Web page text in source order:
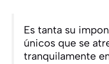
Es tanta su
únicos que se
tranquilamente